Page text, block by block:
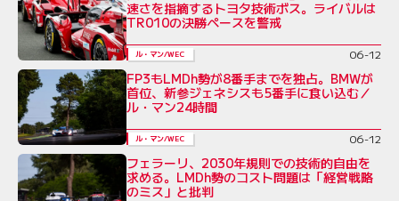
速さを指摘するトヨタ技術ボス。ライバルは
TR010の決勝ペースを警戒
ル・マン/WEC 06-12
FP3もLMDh勢が8番手までを独占。BMWが
首位、新参ジェネシスも5番手に食い込む／
ル・マン24時間
ル・マン/WEC 06-12
フェラーリ、2030年規則での技術的自由を
求める。LMDh勢のコスト問題は「経営戦略
のミス」と批判